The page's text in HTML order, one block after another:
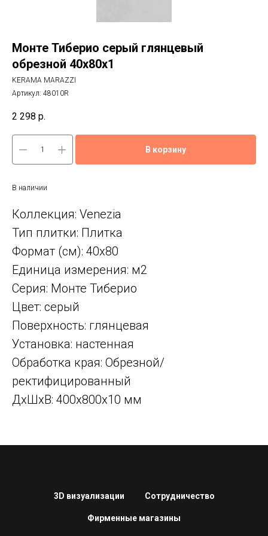
Монте Тиберио серый глянцевый
обрезной 40x80x1
KERAMA MARAZZI
Артикул: 48010R
2 298 р.
В корзину
В наличии
Коллекция: Venezia
Тип плитки: Плитка
Формат (см): 40x80
Единица измерения: м2
Серия: Монте Тиберио
Цвет: серый
Поверхность: глянцевая
Установка: настенная
Обработка края: Обрезной/
ректифицированный
ДxШxВ: 400x800x10 мм
3D визуализации Сотрудничество
Фирменные магазины